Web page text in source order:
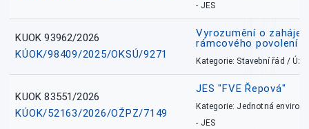
- JES
KUOK 93962/2026
KÚOK/98409/2025/OKSÚ/9271
Vyrozumění o
rámcového povolení
Kategorie: Stavební řád /
KUOK 83551/2026
KÚOK/52163/2026/OŽPZ/7149
JES "FVE Řepová"
Kategorie: Jednotná
- JES